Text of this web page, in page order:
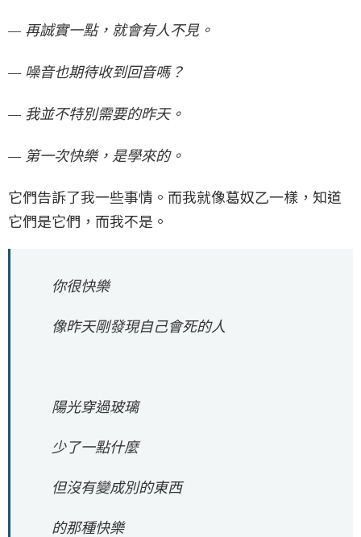
— 再誠實一點，就會有人不見。
— 噪音也期待收到回音嗎？
— 我並不特別需要的昨天。
— 第一次快樂，是學來的。
它們告訴了我一些事情。而我就像葛奴乙一樣，知道
它們是它們，而我不是。
你很快樂
像昨天剛發現自己會死的人
陽光穿過玻璃
少了一點什麼
但沒有變成別的東西
的那種快樂